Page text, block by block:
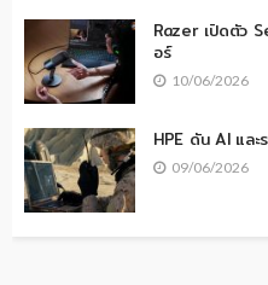
Razer เปิดตัว
อร์
10/06/2026
HPE ดัน AI แล
09/06/2026